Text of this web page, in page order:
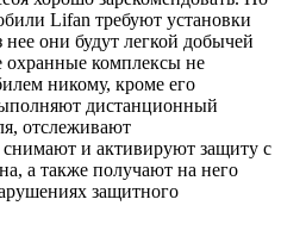
Lifan требуют установки
они будут легкой добычей
комплексы не
никому, кроме его
дистанционный
отслеживают
и активируют защиту с
а также получают на него
защитного